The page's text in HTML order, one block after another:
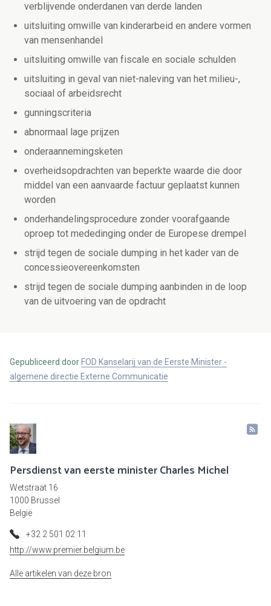
verblijvende onderdanen van derde landen
uitsluiting omwille van kinderarbeid en andere vormen
van mensenhandel
uitsluiting omwille van fiscale en sociale schulden
uitsluiting in geval van niet-naleving van het milieu-,
sociaal of arbeidsrecht
gunningscriteria
abnormaal lage prijzen
onderaannemingsketen
overheidsopdrachten van beperkte waarde die door
middel van een aanvaarde factuur geplaatst kunnen
worden
onderhandelingsprocedure zonder voorafgaande
oproep tot mededinging onder de Europese drempel
strijd tegen de sociale dumping in het kader van de
concessieovereenkomsten
strijd tegen de sociale dumping aanbinden in de loop
van de uitvoering van de opdracht
Gepubliceerd door FOD Kanselarij van de Eerste Minister -
algemene directie Externe Communicatie
Persdienst van eerste minister Charles Michel
Wetstraat 16
1000 Brussel
België
+32 2 501 02 11
http://www.premier.belgium.be
Alle artikelen van deze bron